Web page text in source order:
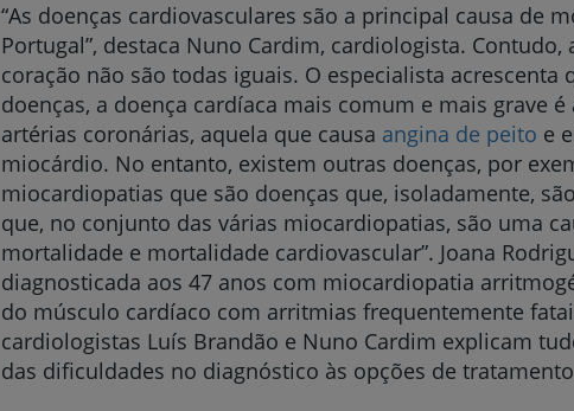
“As doenças cardiovasculares são a principal causa de
Portugal”, destaca Nuno Cardim, cardiologista. Contudo,
coração não são todas iguais. O especialista acrescenta
doenças, a doença cardíaca mais comum e mais grave é
artérias coronárias, aquela que causa angina de peito e
miocárdio. No entanto, existem outras doenças, por
miocardiopatias que são doenças que, isoladamente,
que, no conjunto das várias miocardiopatias, são uma
mortalidade e mortalidade cardiovascular”. Joana
diagnosticada aos 47 anos com miocardiopatia
do músculo cardíaco com arritmias frequentemente
cardiologistas Luís Brandão e Nuno Cardim explicam
das dificuldades no diagnóstico às opções de